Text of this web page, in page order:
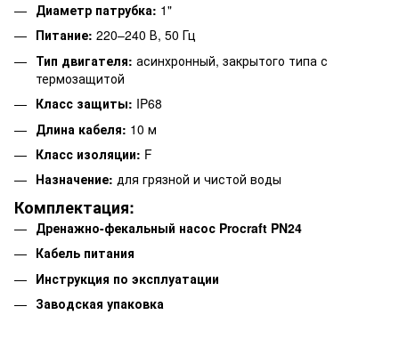
Диаметр патрубка: 1"
Питание: 220–240 В, 50 Гц
Тип двигателя: асинхронный, закрытого типа с
термозащитой
Класс защиты: IP68
Длина кабеля: 10 м
Класс изоляции: F
Назначение: для грязной и чистой воды
Комплектация:
Дренажно-фекальный насос Procraft PN24
Кабель питания
Инструкция по эксплуатации
Заводская упаковка